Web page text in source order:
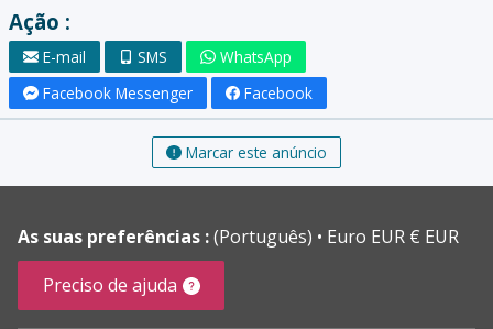
Ação :
E-mail SMS
WhatsApp
Facebook Messenger
Facebook
Marcar este anúncio
As suas preferências :(Português)
Euro EUR € EUR
Preciso de ajuda